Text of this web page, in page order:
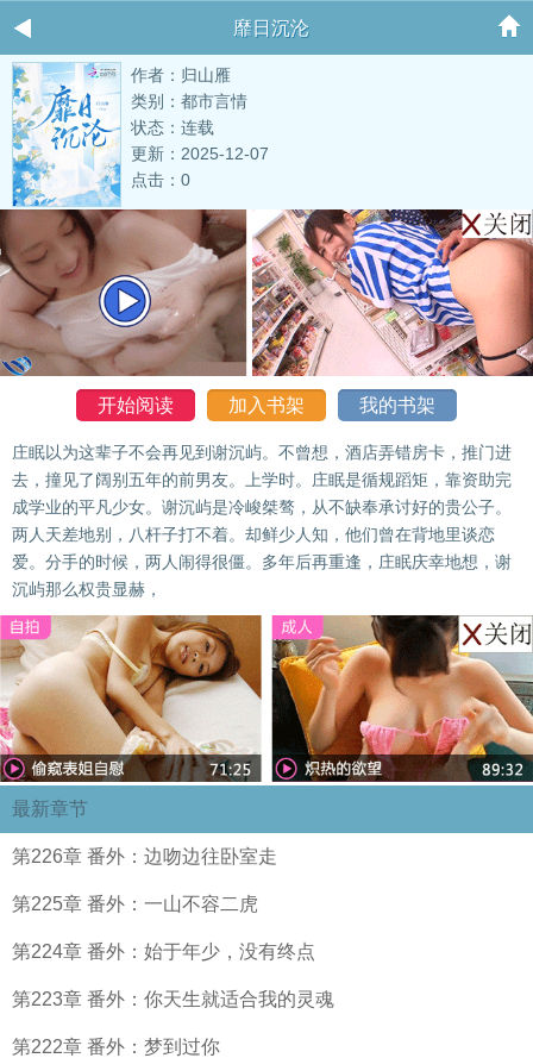
靡日沉沦
作者：归山雁
类别：都市言情
状态：连载
更新：2025-12-07
点击：0
开始阅读 加入书架 我的书架
庄眠以为这辈子不会再见到谢沉屿。不曾想，酒店弄错房卡，推门进
去，撞见了阔别五年的前男友。上学时。庄眠是循规蹈矩，靠资助完
成学业的平凡少女。谢沉屿是冷峻桀骜，从不缺奉承讨好的贵公子。
两人天差地别，八杆子打不着。却鲜少人知，他们曾在背地里谈恋
爱。分手的时候，两人闹得很僵。多年后再重逢，庄眠庆幸地想，谢
沉屿那么权贵显赫，
最新章节
第226章 番外：边吻边往卧室走
第225章 番外：一山不容二虎
第224章 番外：始于年少，没有终点
第223章 番外：你天生就适合我的灵魂
第222章 番外：梦到过你